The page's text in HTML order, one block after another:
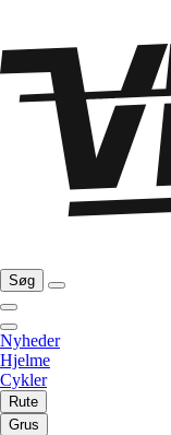
Søg
Nyheder
Hjelme
Cykler
Rute
Grus